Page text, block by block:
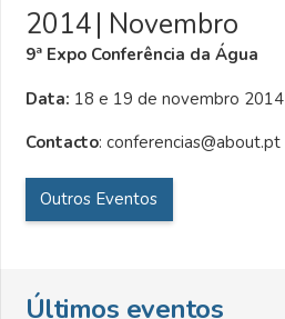
2014| Novembro
9ª Expo Conferência da Água
Data: 18 e 19 de novembro 2014
Contacto: conferencias@about.pt
Outros Eventos
Últimos eventos